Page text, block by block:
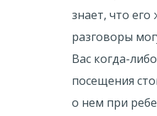
знает, что
разговоры
Вас когда-
посещения
о нем при